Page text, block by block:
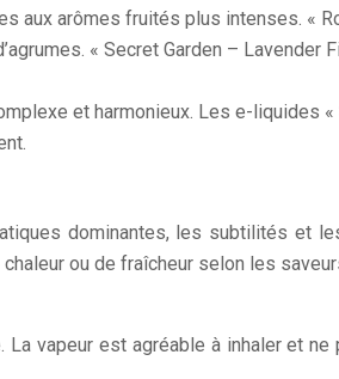
aux arômes fruités plus intenses. «
« Secret Garden – Lavender
et harmonieux. Les e-liquides
dominantes, les subtilités et
ou de fraîcheur selon les
vapeur est agréable à inhaler et ne